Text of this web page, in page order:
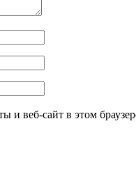
и веб-сайт в этом